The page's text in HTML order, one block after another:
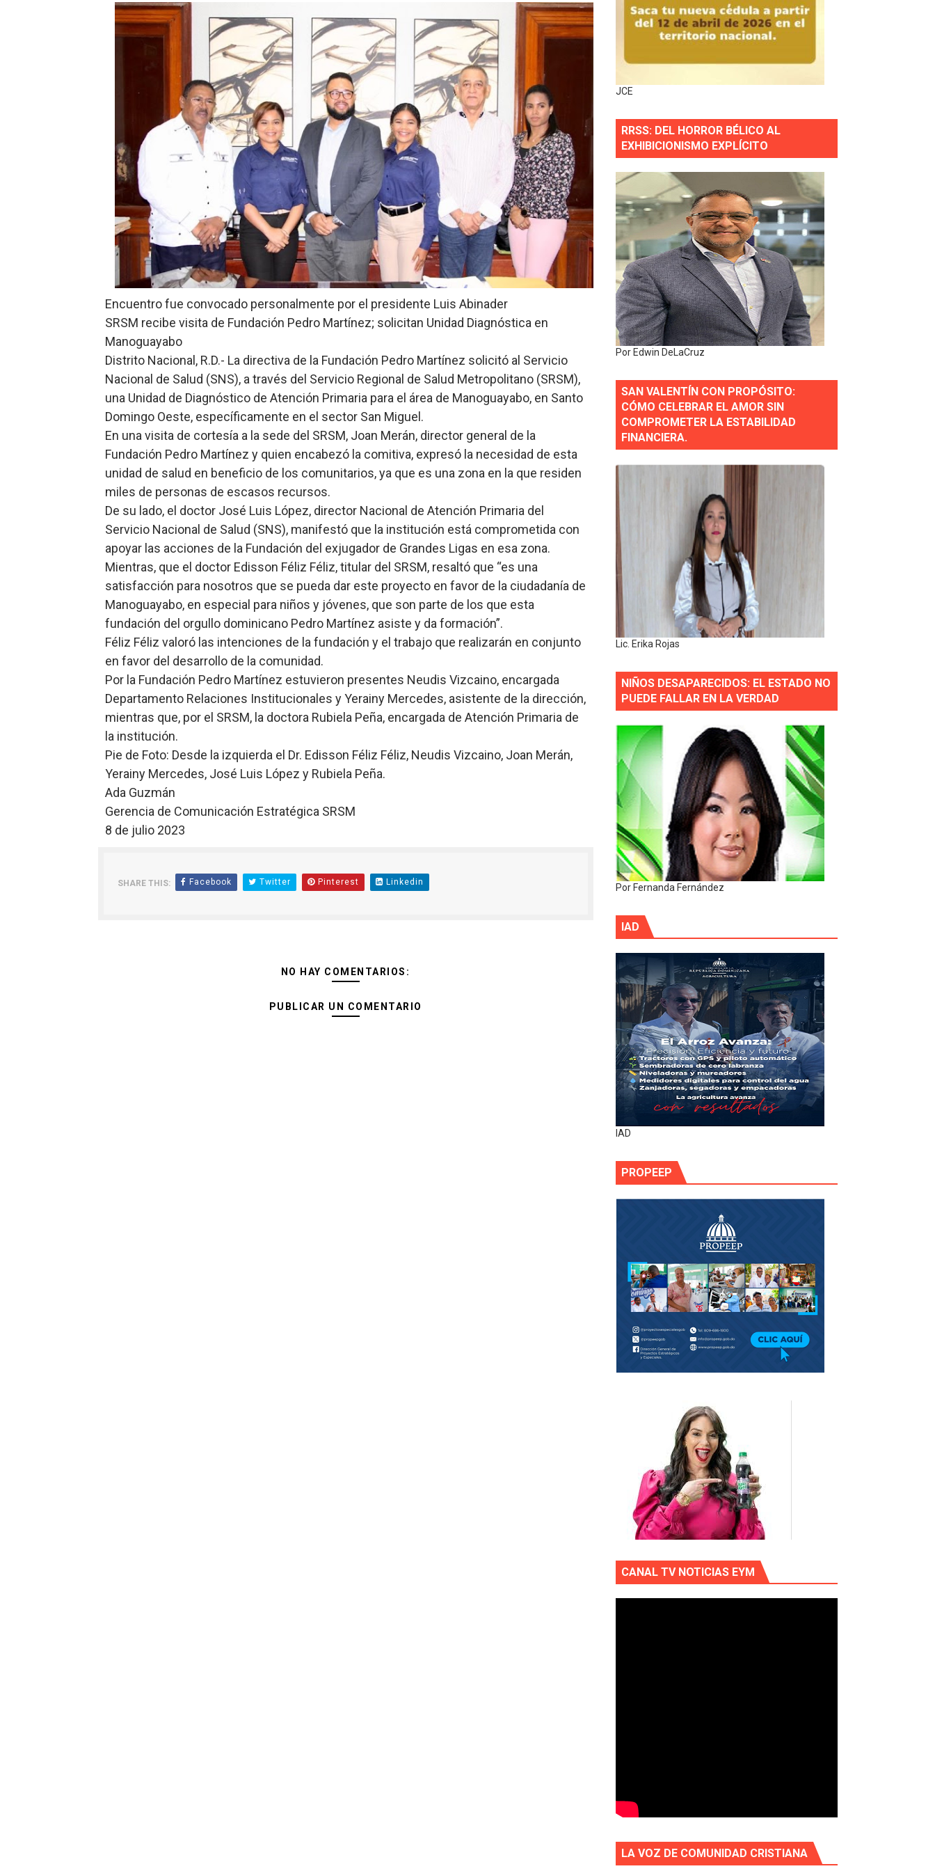
Hipótesis policial sobre atentado a balazos en la avenida Abraham Lincoln y fallecer horas después
CESDN urge fortalecer el sistema eléctrico ante constantes apagones en Santo Domingo Norte
Cacerolazos, gomas quemadas y bombas lagrimógenas: Tensión en la Fernández Domínguez por apagones en Cayenas y Residencial Amalia
Roberto Ángel Salcedo anuncia festival cultural para la región Este
Roberto Ángel Salcedo anuncia festival cultural para la región Este
Respuesta oportuna de Propeep permite a familia de La Cuaba recuperar su hogar tras incendio
Juramentan a Angelina Biviana Riveiro como nueva vicepresidenta ejecutiva de Fiduciaria Reservas.
DIGEIG y Liga Municipal Dominicana impulsan metas de transparencia
Tribunal Superior Administrativo anula permisos urbanísticos del proyecto Everest Tower en Piantini
JCE flexibiliza renovación de cédula: adiós al orden por mes de nacimiento en municipios pequeños
Restaurante Amigos es reconocido por sus cuatro décadas de excelencia en el sector gastronómico
Banco Popular escala 17 posiciones en los mil mejores bancos del mundo
SNS y el SRSO actualizan Manual de Comunicación Interna y Externa para fortalecer gestión comunicacional en salud
Osiris de León responde a Roberto Tineo y a Yeisy por sus críticas destempladas sobre Presa de Guaiguí: "Es ignorancia supina"
DGPCF: 55 años sembrando desarrollo y fortaleciendo la frontera dominicana
Encuentro fue convocado personalmente por el presidente Luis Abinader
SRSM recibe visita de Fundación Pedro Martínez; solicitan Unidad Diagnóstica en
Manoguayabo
Distrito Nacional, R.D.- La directiva de la Fundación Pedro Martínez solicitó al Servicio
Nacional de Salud (SNS), a través del Servicio Regional de Salud Metropolitano (SRSM),
una Unidad de Diagnóstico de Atención Primaria para el área de Manoguayabo, en Santo
Domingo Oeste, específicamente en el sector San Miguel.
En una visita de cortesía a la sede del SRSM, Joan Merán, director general de la
Fundación Pedro Martínez y quien encabezó la comitiva, expresó la necesidad de esta
unidad de salud en beneficio de los comunitarios, ya que es una zona en la que residen
miles de personas de escasos recursos.
De su lado, el doctor José Luis López, director Nacional de Atención Primaria del
Servicio Nacional de Salud (SNS), manifestó que la institución está comprometida con
apoyar las acciones de la Fundación del exjugador de Grandes Ligas en esa zona.
Mientras, que el doctor Edisson Féliz Féliz, titular del SRSM, resaltó que “es una
satisfacción para nosotros que se pueda dar este proyecto en favor de la ciudadanía de
Manoguayabo, en especial para niños y jóvenes, que son parte de los que esta
fundación del orgullo dominicano Pedro Martínez asiste y da formación”.
Féliz Féliz valoró las intenciones de la fundación y el trabajo que realizarán en conjunto
en favor del desarrollo de la comunidad.
Por la Fundación Pedro Martínez estuvieron presentes Neudis Vizcaino, encargada
Departamento Relaciones Institucionales y Yerainy Mercedes, asistente de la dirección,
mientras que, por el SRSM, la doctora Rubiela Peña, encargada de Atención Primaria de
la institución.
Pie de Foto: Desde la izquierda el Dr. Edisson Féliz Féliz, Neudis Vizcaino, Joan Merán,
Yerainy Mercedes, José Luis López y Rubiela Peña.
Ada Guzmán
Gerencia de Comunicación Estratégica SRSM
8 de julio 2023
SHARE THIS: Facebook Twitter Pinterest Linkedin
NO HAY COMENTARIOS:
PUBLICAR UN COMENTARIO
JCE
RRSS: DEL HORROR BÉLICO AL
EXHIBICIONISMO EXPLÍCITO
Por Edwin DeLaCruz
SAN VALENTÍN CON PROPÓSITO:
CÓMO CELEBRAR EL AMOR SIN
COMPROMETER LA ESTABILIDAD
FINANCIERA.
Lic. Erika Rojas
NIÑOS DESAPARECIDOS: EL ESTADO NO
PUEDE FALLAR EN LA VERDAD
Por Fernanda Fernández
IAD
IAD
PROPEEP
CANAL TV NOTICIAS EYM
LA VOZ DE COMUNIDAD CRISTIANA